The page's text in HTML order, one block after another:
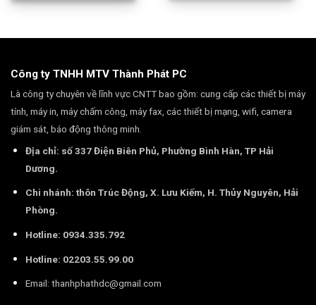
Công ty TNHH MTV Thành Phát PC
Là công ty chuyên về lĩnh vực CNTT bao gồm: cung cấp các thiết bị máy
tính, máy in, máy chấm công, máy fax, các thiết bị mạng, wifi, camera
giám sát, báo động thông minh.
Địa chỉ: số 337 Điện Biên Phủ, Phường Bình Hàn, TP Hải
Dương.
Chi nhánh: thôn Trúc Động, X. Lưu Kiếm, H. Thủy Nguyên, Hải
Phòng.
Hotline: 0934.335.792
Hotline: 02203.55.99.00
Email: thanhphathdc@gmail.com